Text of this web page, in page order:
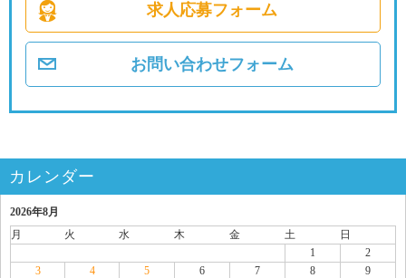
求人応募フォーム
お問い合わせフォーム
カレンダー
2026年8月
月
火 水 木 金 土
日
1
2
3
4 5 6 7 8
9